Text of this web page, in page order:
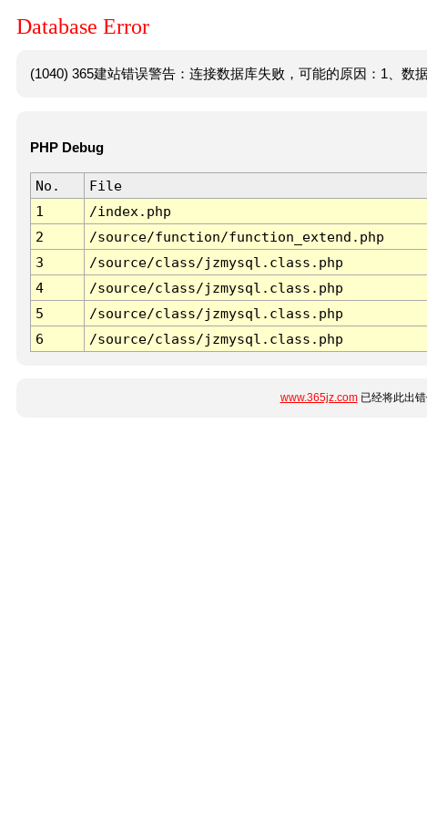
Database Error
(1040) 365建站错误警告：连接数据库失败，可能的原因：1、数
PHP Debug
No. File
1
/index.php
2
/source/function/function_extend.php
3
/source/class/jzmysql.class.php
4
/source/class/jzmysql.class.php
5
/source/class/jzmysql.class.php
6
/source/class/jzmysql.class.php
www.365jz.com已经将此出错